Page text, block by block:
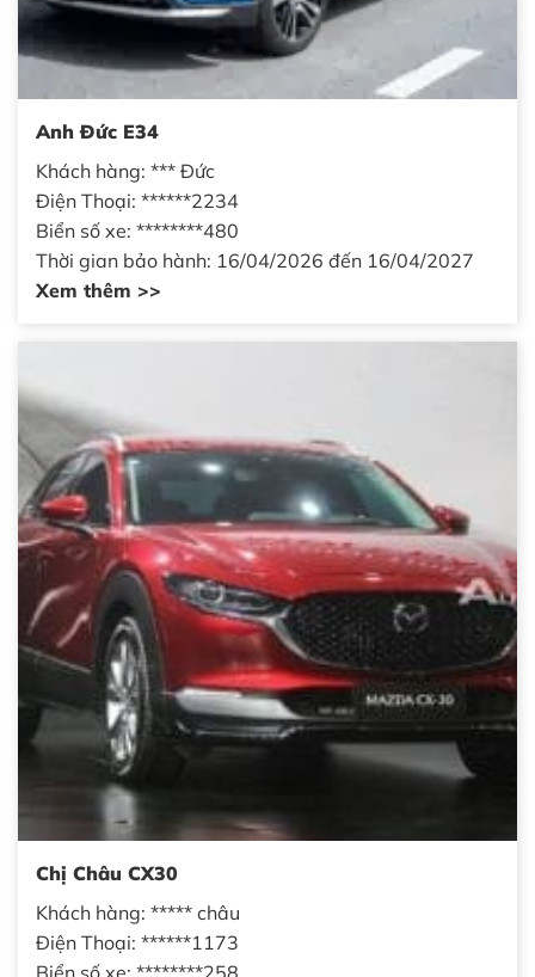
Anh Đức E34
Khách hàng: *** Đức
Điện Thoại: ******2234
Biển số xe: ********480
Thời gian bảo hành: 16/04/2026 đến 16/04/2027
Xem thêm >>
Chị Châu CX30
Khách hàng: ***** châu
Điện Thoại: ******1173